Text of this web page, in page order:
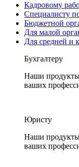
Кадровому
Специалисту
Бюджетной
Для малой
Для средней и
Бухгалтеру
Наши
ваших
Юристу
Наши
ваших